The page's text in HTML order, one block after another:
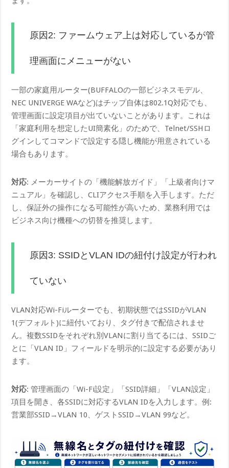
原因2: ファームウェア上は対応しているが管
理画面にメニューがない
一部の家庭用ルーター(BUFFALOの一部ビジネスモデル、
NEC UNIVERGE WAなど)はチップ自体は802.1Q対応でも、
管理画面に設定項目が出ていないことがあります。これは
「家庭利用を想定したUI簡素化」のためで、Telnet/SSHロ
グインしてコマンドで設定する隠し機能が用意されている
場合もあります。
対応: メーカーサイトの「機能解放ガイド」「上級者向けマ
ニュアル」を確認し、CLIアクセス手順を入手します。ただ
し、保証外の操作になる可能性が高いため、業務利用では
ビジネス向け機種への切替を推奨します。
原因3: SSIDとVLAN IDの紐付け設定が行われ
ていない
VLAN対応Wi-Fiルーターでも、初期状態ではSSIDがVLAN
1(デフォルト)に紐付いており、タグ付きで配信されませ
ん。複数SSIDをそれぞれ別VLANに割り当てるには、SSIDご
とに「VLAN ID」フィールドを明示的に設定する必要があり
ます。
対応: 管理画面の「Wi-Fi設定」「SSID詳細」「VLAN設定」
項目を開き、各SSIDに対応するVLAN IDを入力します。例:
営業部SSID→VLAN 10、ゲストSSID→VLAN 99など。